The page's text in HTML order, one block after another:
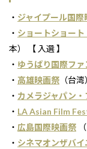
・ ジャイプール国際
・ ショートショー
本） 【 入選 】
・ ゆうばり国際フ
・ 高雄映画祭 （台
・ カメラジャパン
・ LA Asian Film
・ 広島国際映画祭
・ シネマオンザバ